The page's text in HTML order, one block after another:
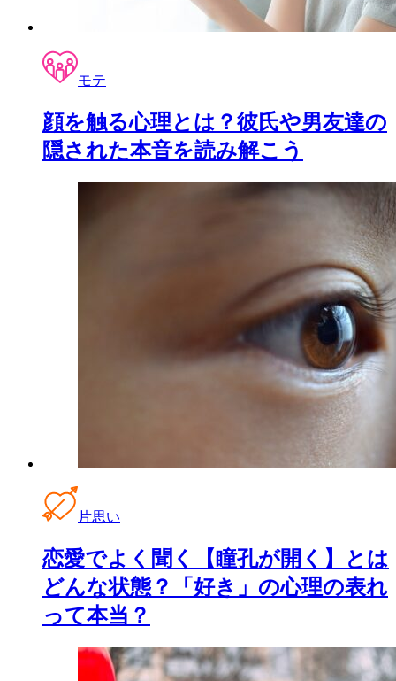
モテ
顔を触る心理とは？彼氏や男友達の
隠された本音を読み解こう
片思い
恋愛でよく聞く【瞳孔が開く】とは
どんな状態？「好き」の心理の表れ
って本当？